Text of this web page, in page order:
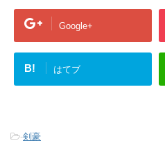
Google+
B! はてブ
-剣豪